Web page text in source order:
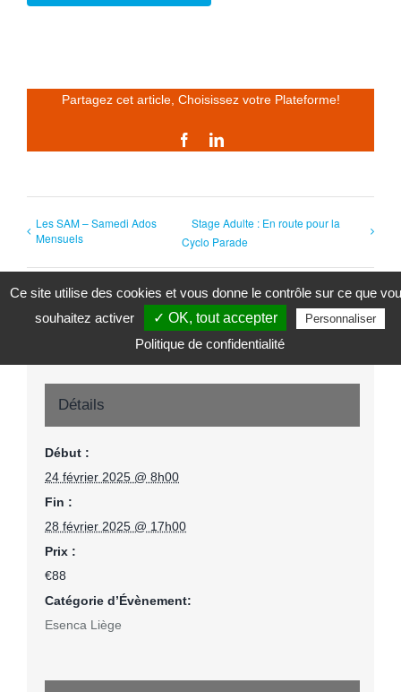
Partagez cet article, Choisissez votre Plateforme!
FacebookLinkedIn
Les SAM – Samedi Ados
Mensuels
Stage Adulte : En route pour la
Cyclo Parade
Détails
Début :
24 février 2025 @ 8h00
Fin :
28 février 2025 @ 17h00
Prix :
€88
Catégorie d’Évènement:
Esenca Liège
Ce site utilise des cookies et vous donne le contrôle sur ce que
souhaitez activer
✓ OK, tout accepter Personnaliser
Politique de confidentialité